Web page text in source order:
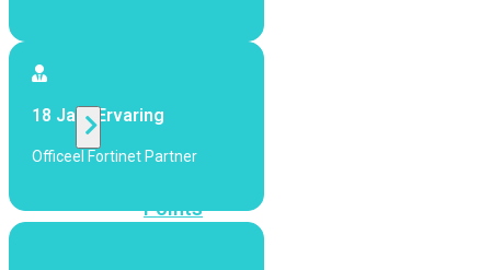
Alle
Points
18 Jaar Ervaring
Officeel Fortinet Partner